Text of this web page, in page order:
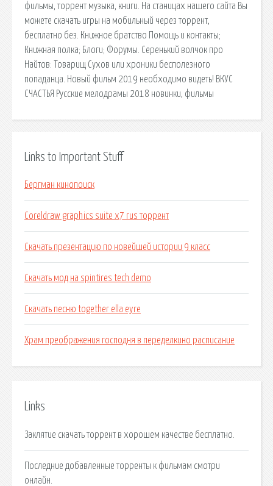
фильмы, торрент музыка, книги. На станицах нашего сайта Вы
можете скачать игры на мобильный через торрент,
бесплатно без. Книжное братство Помощь и контакты;
Книжная полка; Блоги; Форумы. Серенький волчок про
Найтов: Товарищ Сухов или хроники бесполезного
попаданца. Новый фильм 2019 необходимо видеть! ВКУС
СЧАСТЬЯ Русские мелодрамы 2018 новинки, фильмы
Links to Important Stuff
Бергман кинопоиск
Coreldraw graphics suite x7 rus торрент
Скачать презентацию по новейшей истории 9 класс
Скачать мод на spintires tech demo
Скачать песню together ella eyre
Храм преображения господня в переделкино расписание
Links
Заклятие скачать торрент в хорошем качестве бесплатно.
Последние добавленные торренты к фильмам смотри
онлайн.